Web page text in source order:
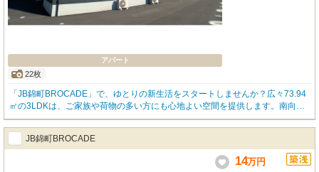
アパート
22枚
「JB錦町BROCADE」で、ゆとりの新生活をスタートしませんか？広々73.94
㎡の3LDKは、ご家族や荷物の多い方にも心地よい空間を提供します。南向き
の最上階・角部屋で日当たり良好！開放感あふれるルーフバルコニーでは、心
地よい風を感じながらリラックスできます。ペット（猫も相談可）と一緒に暮
らせるのも魅力です。インターネット利用料無料なので、毎月の費用を抑えな
がら快適なネット環境を楽しめます。無料駐車場付きで、お車をお持ちの方に
も便利。オートロックやモニター付インターホンでセキュリティにも配慮され
JB錦町BROCADE
14万円